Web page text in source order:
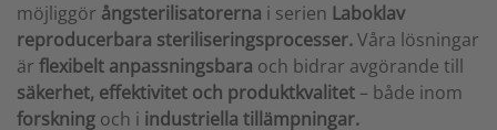
möjliggör ångsterilisatorerna i serien Laboklav
reproducerbara steriliseringsprocesser.Våra lösningar
är flexibelt anpassningsbara och bidrar avgörande till
säkerhet, effektivitet och produktkvalitet – både inom
forskning och i industriella tillämpningar.